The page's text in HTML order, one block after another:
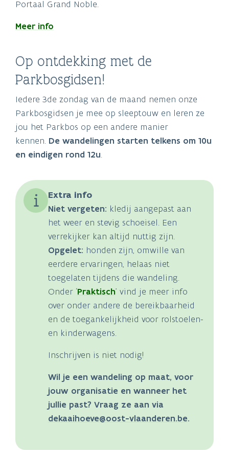
Portaal Grand Noble.
Meer info
Op ontdekking met de
Parkbosgidsen!
Iedere 3de zondag van de maand nemen onze
Parkbosgidsen je mee op sleeptouw en leren ze
jou het Parkbos op een andere manier
kennen. De wandelingen starten telkens om 10u
en eindigen rond 12u.
Extra info
Niet vergeten: kledij aangepast aan
het weer en stevig schoeisel. Een
verrekijker kan altijd nuttig zijn.
Opgelet: honden zijn, omwille van
eerdere ervaringen, helaas niet
toegelaten tijdens die wandeling.
Onder ‘Praktisch’ vind je meer info
over onder andere de bereikbaarheid
en de toegankelijkheid voor rolstoelen-
en kinderwagens.
Inschrijven is niet nodig!
Wil je een wandeling op maat, voor
jouw organisatie en wanneer het
jullie past? Vraag ze aan via
dekaaihoeve@oost-vlaanderen.be.